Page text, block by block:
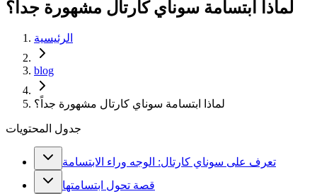
لماذا ابتسامة سوناي كارتال مشهورة جداً؟
الرئيسية
blog
لماذا ابتسامة سوناي كارتال مشهورة جداً؟
جدول المحتويات
تعرف على سوناي كارتال: الوجه وراء الابتسامة
قصة تحول ابتسامتها